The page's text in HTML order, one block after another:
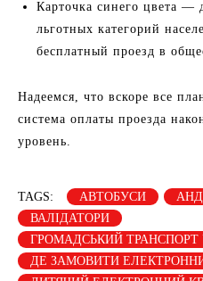
Карточка синего цвета —
льготных категорий
бесплатный проезд в
Надеемся, что вскоре все
система оплаты проезда
уровень.
TAGS: АВТОБУСИ
ВАЛІДАТОРИ
ГРОМАДСЬКИЙ ТРАНСПОРТ
ДЕ ЗАМОВИТИ